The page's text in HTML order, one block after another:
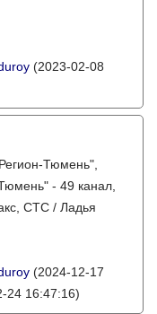
(2023-02-08
Тюмень",
- 49 канал,
СТС / Ладья
(2024-12-17
24 16:47:16)